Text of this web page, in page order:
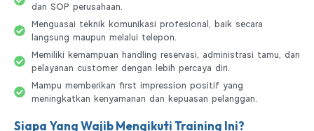
dan SOP perusahaan.
Menguasai teknik komunikasi profesional, baik secara
langsung maupun melalui telepon.
Memiliki kemampuan handling reservasi, administrasi tamu, dan
pelayanan customer dengan lebih percaya diri.
Mampu memberikan first impression positif yang
meningkatkan kenyamanan dan kepuasan pelanggan.
Siapa Yang Wajib Mengikuti Training Ini?